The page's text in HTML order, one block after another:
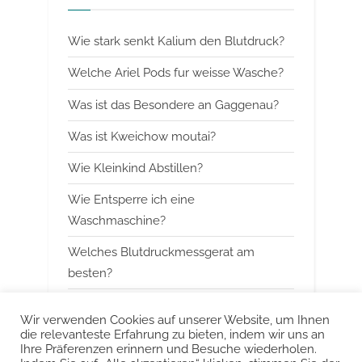
o
s
t
:
Wie stark senkt Kalium den Blutdruck?
Welche Ariel Pods fur weisse Wasche?
Was ist das Besondere an Gaggenau?
Was ist Kweichow moutai?
Wie Kleinkind Abstillen?
Wie Entsperre ich eine
Waschmaschine?
Welches Blutdruckmessgerat am
besten?
Kann man Arbeitsspeicher kombinieren?
Wir verwenden Cookies auf unserer Website, um Ihnen
die relevanteste Erfahrung zu bieten, indem wir uns an
Ihre Präferenzen erinnern und Besuche wiederholen.